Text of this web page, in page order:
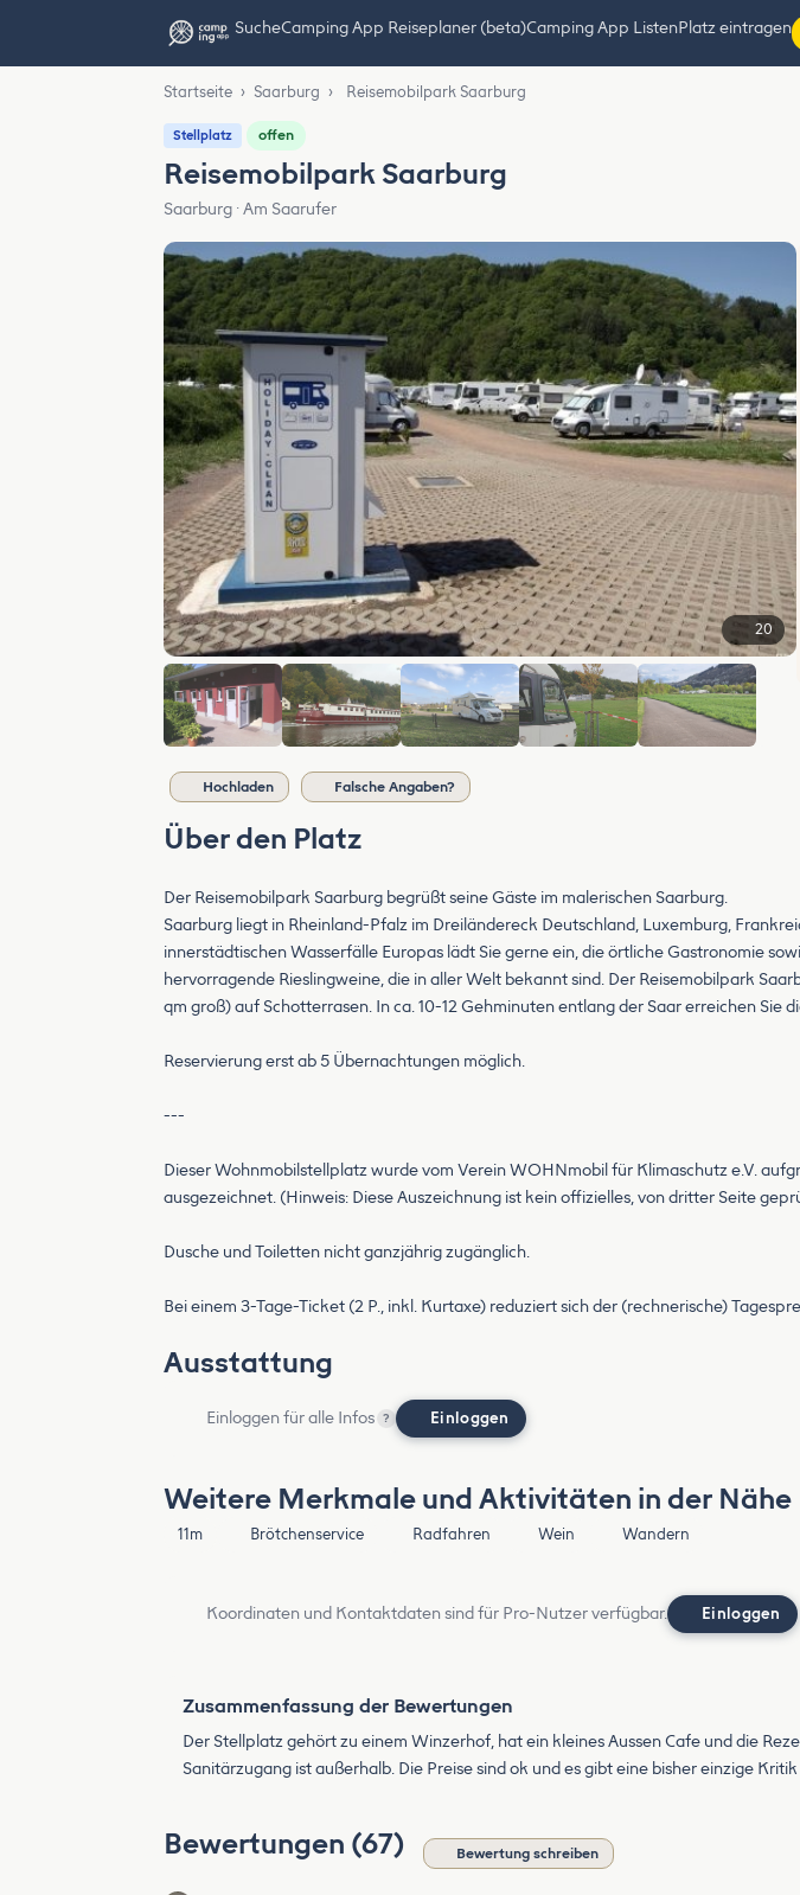
SucheCamping App Reiseplaner (beta)Camping App ListenPlatz eintragen
Startseite › Saarburg › Reisemobilpark Saarburg
Stellplatz offen
Reisemobilpark Saarburg
Saarburg · Am Saarufer
20
Hochladen Falsche Angaben?
Über den Platz
Der Reisemobilpark Saarburg begrüßt seine Gäste im malerischen Saarburg.
Saarburg liegt in Rheinland-Pfalz im Dreiländereck Deutschland, Luxemburg,
innerstädtischen Wasserfälle Europas lädt Sie gerne ein, die örtliche Gastronomie
hervorragende Rieslingweine, die in aller Welt bekannt sind. Der Reisemobilpark
qm groß) auf Schotterrasen. In ca. 10-12 Gehminuten entlang der Saar erreichen Sie
Reservierung erst ab 5 Übernachtungen möglich.
---
Dieser Wohnmobilstellplatz wurde vom Verein WOHNmobil für Klimaschutz e.V.
ausgezeichnet. (Hinweis: Diese Auszeichnung ist kein offizielles, von dritter Seite
Dusche und Toiletten nicht ganzjährig zugänglich.
Bei einem 3-Tage-Ticket (2 P., inkl. Kurtaxe) reduziert sich der (rechnerische)
Ausstattung
Einloggen für alle Infos ? Einloggen
Weitere Merkmale und Aktivitäten in der Nähe
11m Brötchenservice Radfahren Wein Wandern
Koordinaten und Kontaktdaten sind für Pro-Nutzer verfügbar. Einloggen
Zusammenfassung der Bewertungen
Der Stellplatz gehört zu einem Winzerhof, hat ein kleines Aussen Cafe und die
Sanitärzugang ist außerhalb. Die Preise sind ok und es gibt eine bisher einzige
Bewertungen (67) Bewertung schreiben